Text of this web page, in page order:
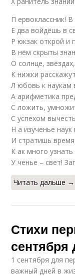
П ервоклассник!
Е два войдёшь в
Р юкзак открой и
В нём скрыты
О солнце,
К нижки
Л юбовь к
А арифметика
С ложить,
С успехом
Н а изученье
И стратишь
К ак много
У ченье – свет!
Читать дальше →
Стихи
сентября
1 сентября для
важный дней в